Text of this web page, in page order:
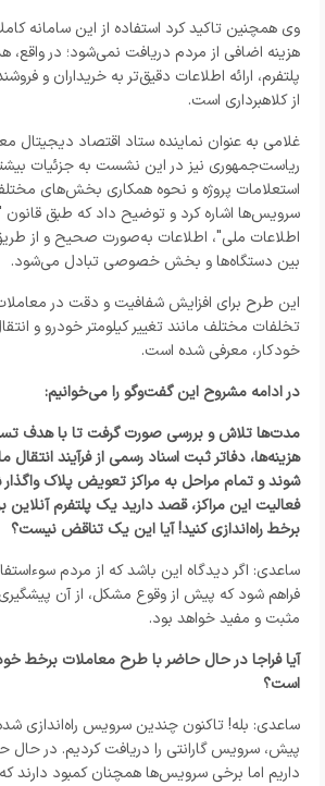
وی همچنین تاکید کرد استفاده از این سامانه
هزینه اضافی از مردم دریافت نمی‌شود؛ در واقع،
پلتفرم، ارائه اطلاعات دقیق‌تر به خریداران و
از کلاهبرداری است.
غلامی به عنوان نماینده ستاد اقتصاد دیجیتال
ریاست‌جمهوری نیز در این نشست به جزئیات
استعلامات پروژه و نحوه همکاری بخش‌های مختلف
سرویس‌ها اشاره کرد و توضیح داد که طبق قانون
اطلاعات ملی"، اطلاعات به‌صورت صحیح و از
بین دستگاه‌ها و بخش خصوصی تبادل می‌شود.
این طرح برای افزایش شفافیت و دقت در
تخلفات مختلف مانند تغییر کیلومتر خودرو و
خودکار، معرفی شده است.
در ادامه مشروح این گفت‌وگو را می‌خوانیم:
مدت‌ها تلاش و بررسی صورت گرفت تا با هدف
هزینه‌ها، دفاتر ثبت اسناد رسمی از فرآیند
شوند و تمام مراحل به مراکز تعویض پلاک واگذار
فعالیت این مراکز، قصد دارید یک پلتفرم آنلاین
برخط راه‌اندازی کنید! آیا این یک تناقض نیست؟
ساعدی: اگر دیدگاه این باشد که از مردم
فراهم شود که پیش از وقوع مشکل، از آن
مثبت و مفید خواهد بود.
آیا فراجا در حال حاضر با طرح معاملات برخط
است؟
ساعدی: بله! تاکنون چندین سرویس راه‌اندازی
داریم اما برخی سرویس‌ها همچنان کمبود دارند